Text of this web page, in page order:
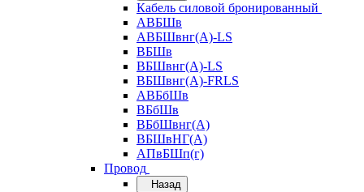
Кабель силовой бронированный
АВБШв
АВБШвнг(А)-LS
ВБШв
ВБШвнг(А)-LS
ВБШвнг(А)-FRLS
АВБбШв
ВБбШв
ВБбШвнг(А)
ВБШвНГ(А)
АПвБШп(г)
Провод
Назад